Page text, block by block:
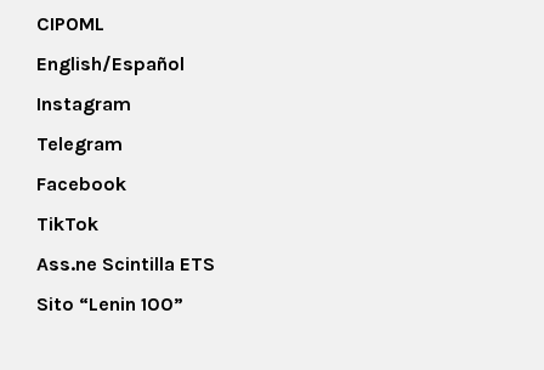
CIPOML
English/Español
Instagram
Telegram
Facebook
TikTok
Ass.ne Scintilla ETS
Sito “Lenin 100”